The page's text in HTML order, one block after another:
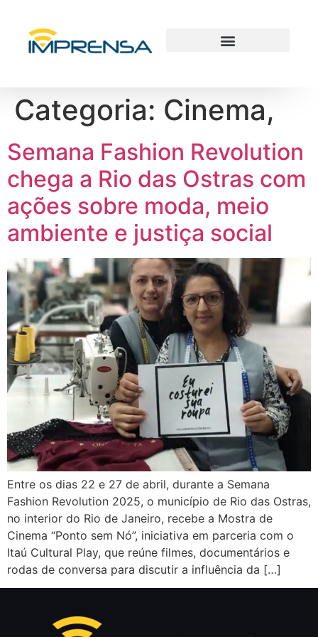
Categoria: Cinema,
Semana Fashion Revolution
chega a Rio das Ostras com
ações sobre moda, meio
ambiente e justiça social
Entre os dias 22 e 27 de abril, durante a Semana
Fashion Revolution 2025, o município de Rio das Ostras,
no interior do Rio de Janeiro, recebe a Mostra de
Cinema “Ponto sem Nó”, iniciativa em parceria com o
Itaú Cultural Play, que reúne filmes, documentários e
rodas de conversa para discutir a influência da […]